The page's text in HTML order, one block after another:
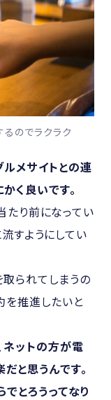
のでラクラク
ルメサイトとの連
く良いです。
たり前になってい
すようにしてい
られてしまうの
を推進したいと
ネットの方が電
と思うんです。
とろうってなり